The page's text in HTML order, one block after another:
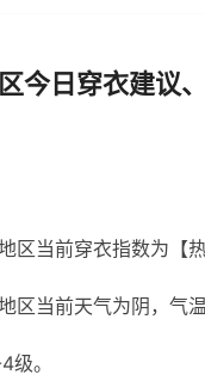
今日穿衣建议
区当前穿衣指数为【热
区当前天气为阴，气
。